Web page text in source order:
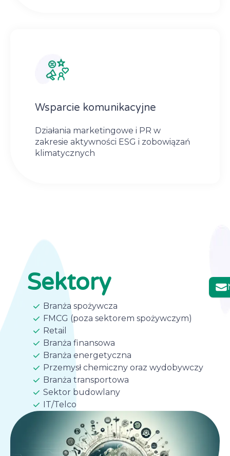
Wsparcie komunikacyjne
Działania marketingowe i PR w
zakresie aktywności ESG i zobowiązań
klimatycznych
Sektory
Branża spożywcza
FMCG (poza sektorem spożywczym)
Retail
Branża finansowa
Branża energetyczna
Przemysł chemiczny oraz wydobywczy
Branża transportowa
Sektor budowlany
IT/Telco